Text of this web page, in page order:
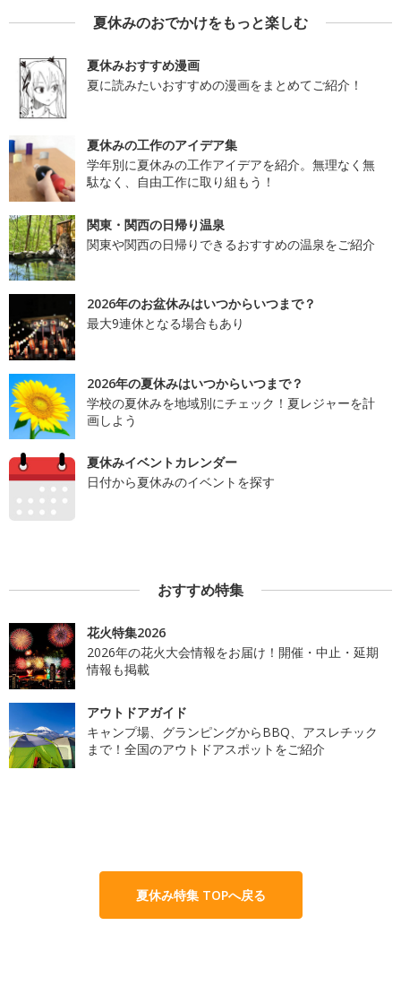
夏休みのおでかけをもっと楽しむ
夏休みおすすめ漫画
夏に読みたいおすすめの漫画をまとめてご紹介！
夏休みの工作のアイデア集
学年別に夏休みの工作アイデアを紹介。無理なく無
駄なく、自由工作に取り組もう！
関東・関西の日帰り温泉
関東や関西の日帰りできるおすすめの温泉をご紹介
2026年のお盆休みはいつからいつまで？
最大9連休となる場合もあり
2026年の夏休みはいつからいつまで？
学校の夏休みを地域別にチェック！夏レジャーを計
画しよう
夏休みイベントカレンダー
日付から夏休みのイベントを探す
おすすめ特集
花火特集2026
2026年の花火大会情報をお届け！開催・中止・延期
情報も掲載
アウトドアガイド
キャンプ場、グランピングからBBQ、アスレチック
まで！全国のアウトドアスポットをご紹介
夏休み特集 TOPへ戻る